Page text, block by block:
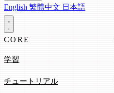
English 繁體中文 日本語
CORE
学習
チュートリアル